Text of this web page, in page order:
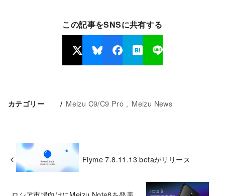
この記事をSNSに共有する
カテゴリー Meizu C9/C9 Pro Meizu News
Flyme 7.8.11.13 betaがリリース